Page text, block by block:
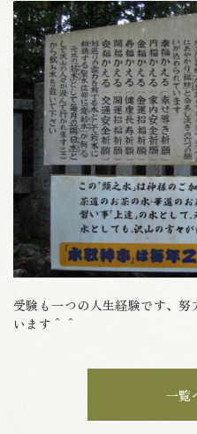
受験も一つの人生経験です、
います＾＾
一覧